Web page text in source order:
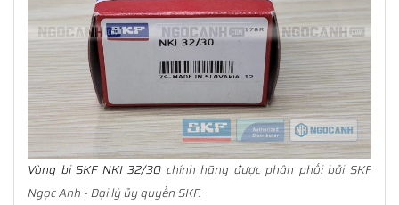
Vòng bi SKF NKI 32/30 chính hãng được phân phối bởi SKF
Ngọc Anh - Đại lý ủy quyền SKF.